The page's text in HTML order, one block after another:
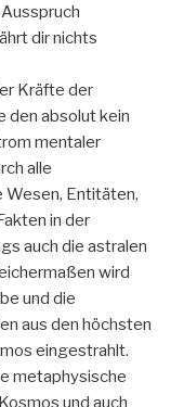
dir nichts
Kräfte der
den absolut kein
mentaler
alle
Entitäten,
in der
auch die astralen
wird
und die
aus den höchsten
eingestrahlt.
metaphysische
und auch